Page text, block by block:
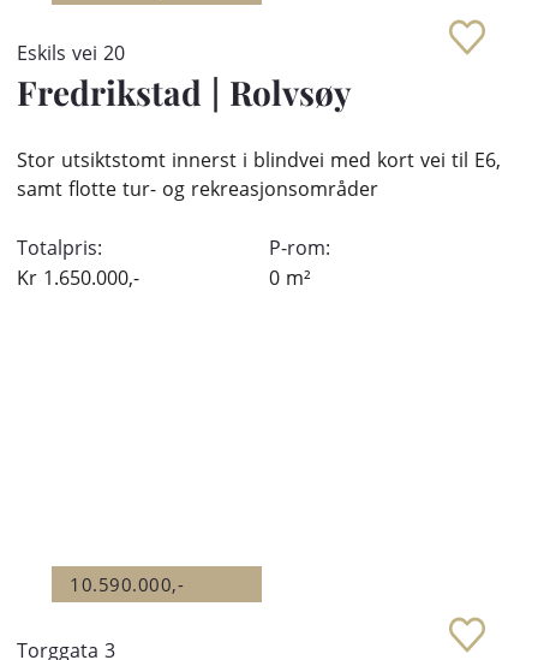
Eskils vei 20
Fredrikstad | Rolvsøy
Stor utsiktstomt innerst i blindvei med kort vei til E6,
samt flotte tur- og rekreasjonsområder
Totalpris:
Kr 1.650.000,-
P-rom:
0 m²
10.590.000,-
Torggata 3